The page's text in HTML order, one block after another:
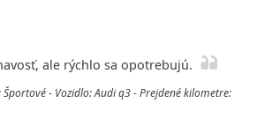
ale rýchlo sa opotrebujú.
Športové - Vozidlo: Audi q3 - Prejdené kilometre: